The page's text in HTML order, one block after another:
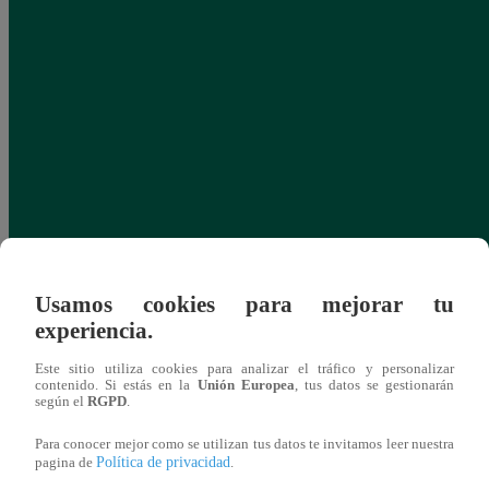
Usamos cookies para mejorar tu
experiencia.
Este sitio utiliza cookies para analizar el tráfico y personalizar
contenido. Si estás en la Unión Europea, tus datos se gestionarán
según el RGPD.
Para conocer mejor como se utilizan tus datos te invitamos leer nuestra
pagina de Política de privacidad.